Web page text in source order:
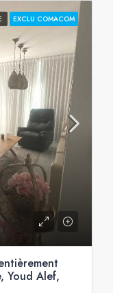
EXCLU COMACOM
Youd Alef,